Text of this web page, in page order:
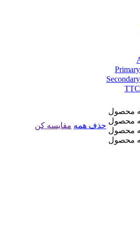
حذف همه مقایسه کن